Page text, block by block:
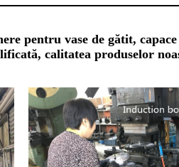
pentru vase de gătit,
calitatea produselor